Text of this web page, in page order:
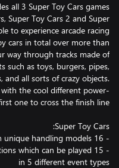
all 3 Super Toy Cars games
Super Toy Cars 2 and Super
to experience arcade racing
cars in total over more than
way through tracks made of
such as toys, burgers, pipes,
and all sorts of crazy objects.
the cool different power-
which can be played